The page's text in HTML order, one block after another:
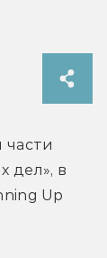
части
дел», в
Up